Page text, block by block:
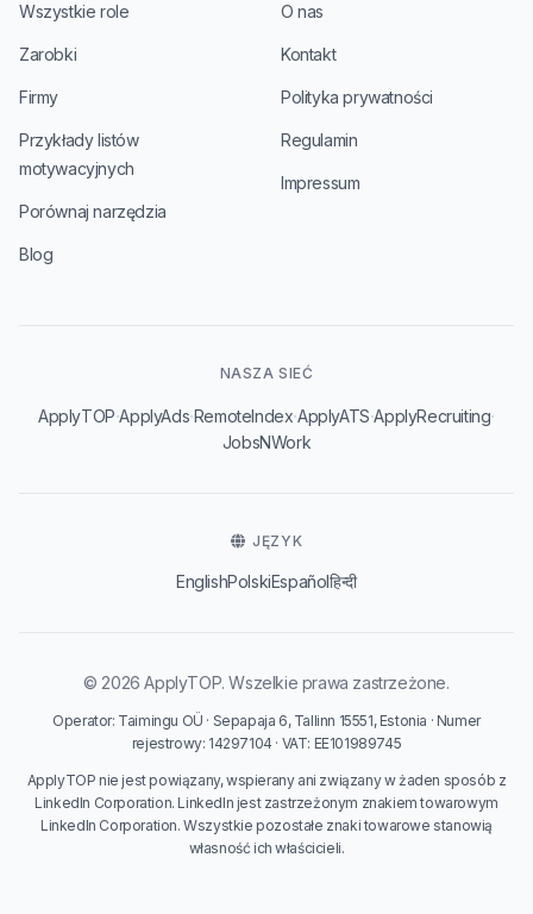
Wszystkie role
Zarobki
Firmy
Przykłady listów
motywacyjnych
Porównaj narzędzia
Blog
O nas
Kontakt
Polityka prywatności
Regulamin
Impressum
NASZA SIEĆ
ApplyTOP·ApplyAds·RemoteIndex·ApplyATS·ApplyRecruiting·
JobsNWork
JĘZYK
EnglishPolskiEspañolहिन्दी
© 2026 ApplyTOP. Wszelkie prawa zastrzeżone.
Operator: Taimingu OÜ · Sepapaja 6, Tallinn 15551, Estonia · Numer
rejestrowy: 14297104 · VAT: EE101989745
ApplyTOP nie jest powiązany, wspierany ani związany w żaden sposób z
LinkedIn Corporation. LinkedIn jest zastrzeżonym znakiem towarowym
LinkedIn Corporation. Wszystkie pozostałe znaki towarowe stanowią
własność ich właścicieli.